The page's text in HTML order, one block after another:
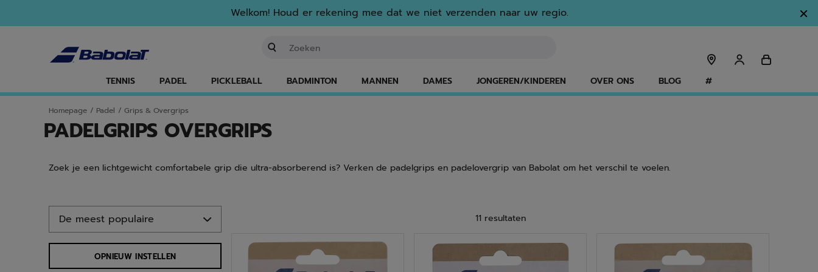
Welkom! Houd er rekening mee dat we niet verzenden naar uw regio.
TENNIS PADEL PICKLEBALL BADMINTON MANNEN DAMES JONGEREN/KINDEREN OVER ONS BLOG #
Homepage / Padel / Grips & Overgrips
PADELGRIPS OVERGRIPS
Zoek je een lichtgewicht comfortabele grip die ultra-absorberend is? Verken de padelgrips en padelovergrip van Babolat om het verschil te voelen.
Ga naar producten
11 resultaten
OPNIEUW INSTELLEN